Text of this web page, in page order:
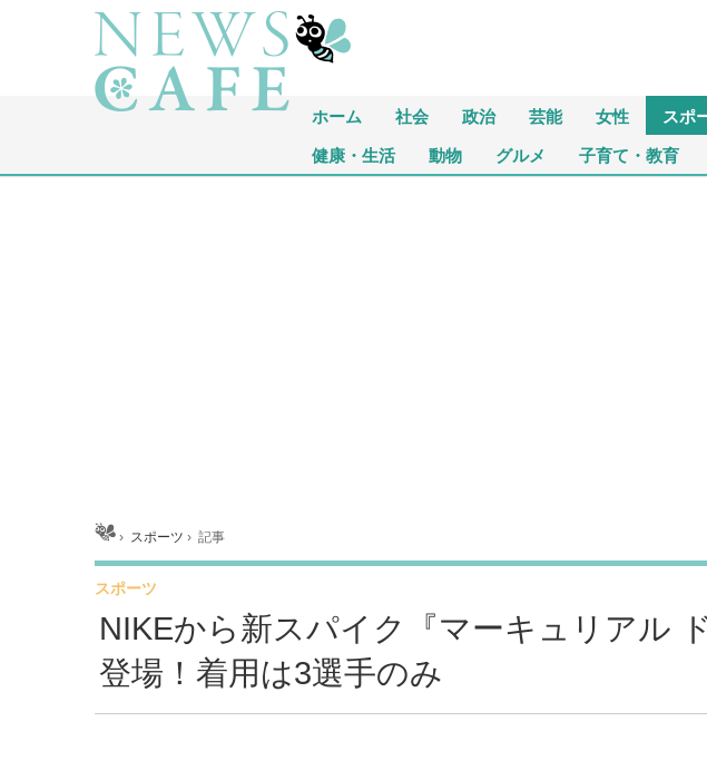
ホーム 社会 政治 芸能 女性 スポ
健康・生活 動物 グルメ 子育て・教育
ホーム › スポーツ ›記事
NIKEから新スパイク『マーキュリアル
登場！着用は3選手のみ
スポーツ